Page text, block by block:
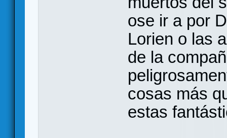
ose ir a por
Lorien o las
de la
cosas más
estas